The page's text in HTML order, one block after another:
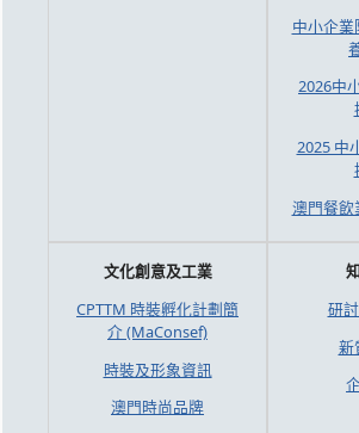
中小企
2026中
2025 中
澳門餐飲
文化創意及工業
CPTTM 時裝孵化計劃簡
介 (MaConsef)
時裝及形象資訊
澳門時尚品牌
研
新